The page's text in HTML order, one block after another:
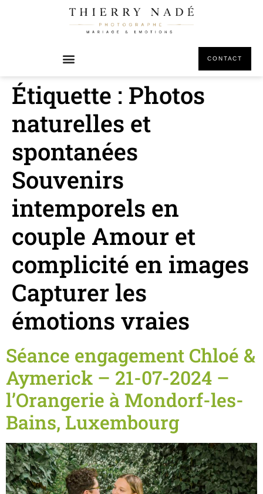
CONTACT
Étiquette : Photos
naturelles et
spontanées
Souvenirs
intemporels en
couple Amour et
complicité en images
Capturer les
émotions vraies
Séance engagement Chloé &
Aymerick – 21-07-2024 –
l’Orangerie à Mondorf-les-
Bains, Luxembourg